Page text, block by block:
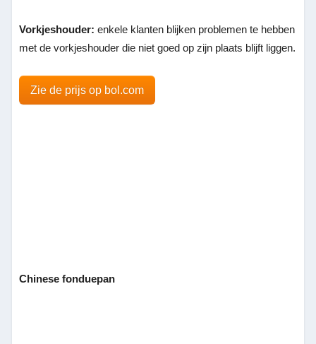
Vorkjeshouder: enkele klanten blijken problemen te hebben
met de vorkjeshouder die niet goed op zijn plaats blijft liggen.
Zie de prijs op bol.com
Chinese fonduepan